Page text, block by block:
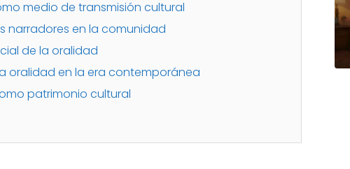
medio de transmisión cultural
narradores en la comunidad
de la oralidad
oralidad en la era contemporánea
patrimonio cultural